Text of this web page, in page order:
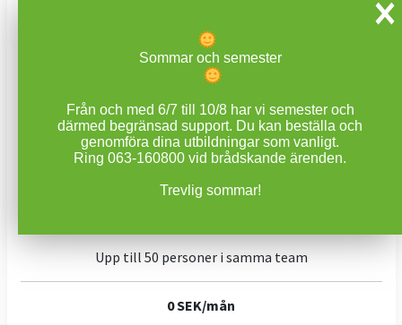
Upp till 50 personer i samma team
0 SEK/mån
Sommar och semester
Från och med 6/7 till 10/8 har vi semester och
därmed begränsad support. Du kan beställa och
genomföra dina utbildningar som vanligt.
Ring 063-160800 vid brådskande ärenden.
Trevlig sommar!